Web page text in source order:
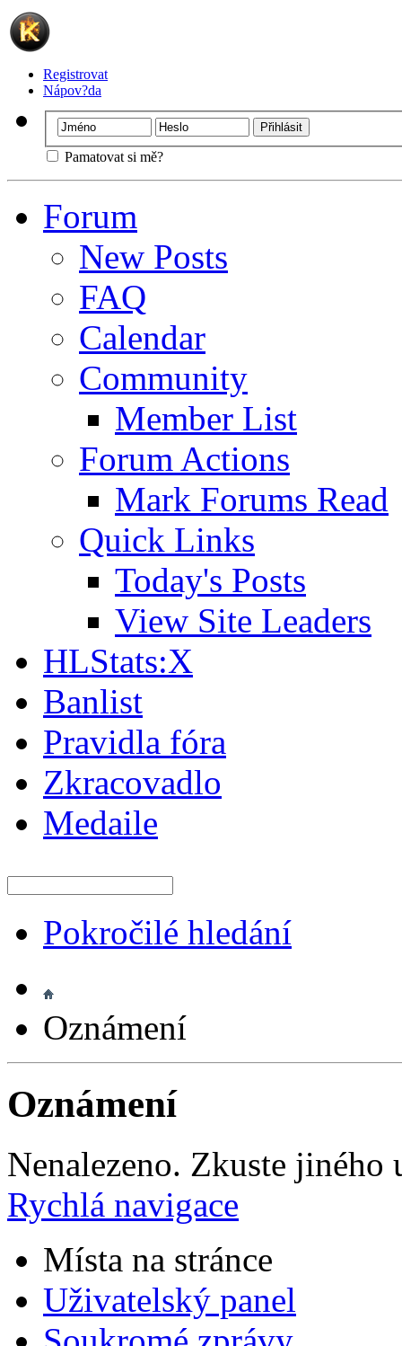
Registrovat
Nápov?da
Pamatovat si mě?
Forum
New Posts
FAQ
Calendar
Community
Member List
Forum Actions
Mark Forums Read
Quick Links
Today's Posts
View Site Leaders
HLStats:X
Banlist
Pravidla fóra
Zkracovadlo
Medaile
Pokročilé hledání
Oznámení
Oznámení
Nenalezeno. Zkuste jiného
Rychlá navigace
Místa na stránce
Uživatelský panel